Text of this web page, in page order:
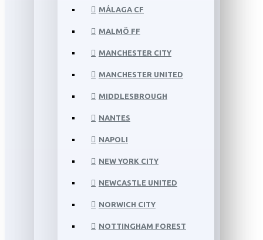
MÁLAGA CF
MALMÖ FF
MANCHESTER CITY
MANCHESTER UNITED
MIDDLESBROUGH
NANTES
NAPOLI
NEW YORK CITY
NEWCASTLE UNITED
NORWICH CITY
NOTTINGHAM FOREST